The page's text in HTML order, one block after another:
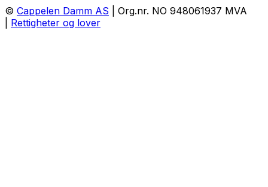
© Cappelen Damm AS | Org.nr. NO 948061937 MVA
Rettigheter og lover